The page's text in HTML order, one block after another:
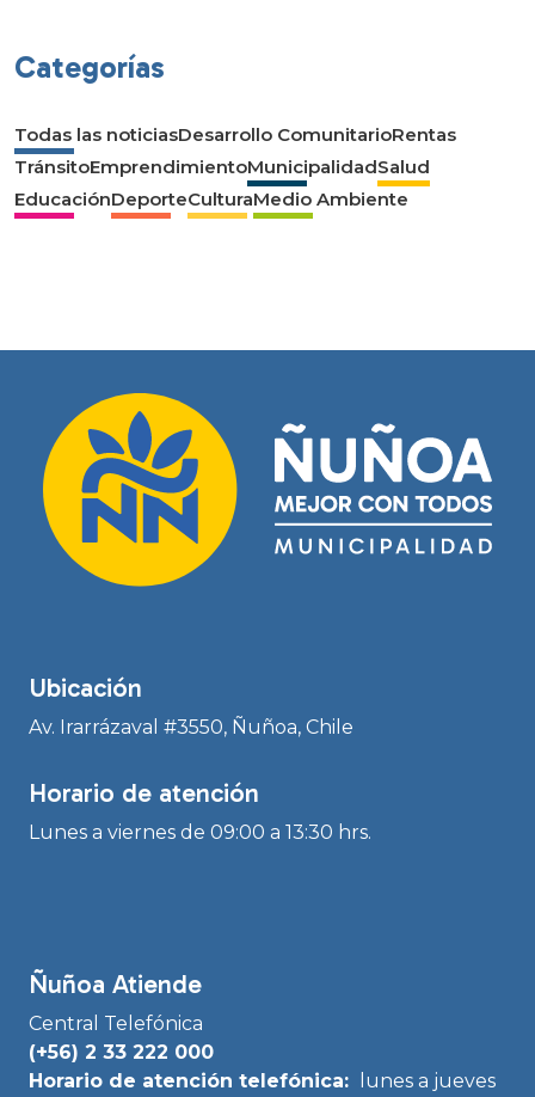
Categorías
Todas las noticiasDesarrollo ComunitarioRentas
TránsitoEmprendimientoMunicipalidadSalud
EducaciónDeporteCulturaMedio Ambiente
Ubicación
Av. Irarrázaval #3550, Ñuñoa, Chile
Horario de atención
Lunes a viernes de 09:00 a 13:30 hrs.
Ñuñoa Atiende
Central Telefónica
(+56) 2 33 222 000
Horario de atención telefónica:
lunes a jueves